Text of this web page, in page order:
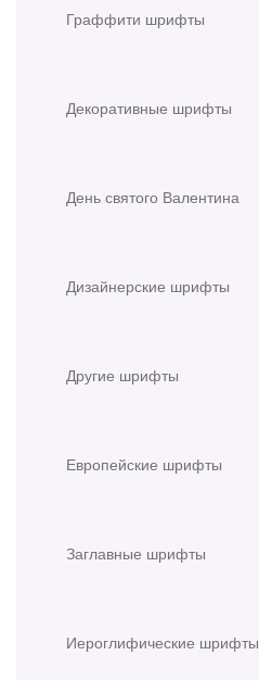
Граффити шрифты
Декоративные шрифты
День святого Валентина
Дизайнерские шрифты
Другие шрифты
Европейские шрифты
Заглавные шрифты
Иероглифические шрифты